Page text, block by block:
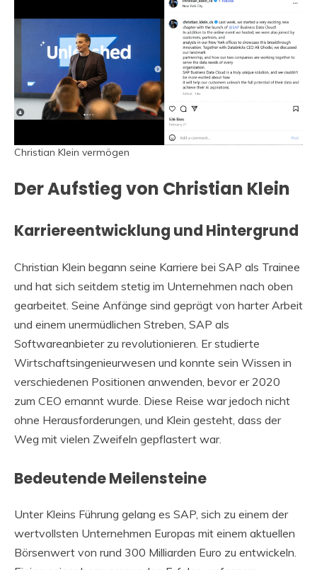
Christian Klein vermögen
Der Aufstieg von Christian Klein
Karriereentwicklung und Hintergrund
Christian Klein begann seine Karriere bei SAP als Trainee
und hat sich seitdem stetig im Unternehmen nach oben
gearbeitet. Seine Anfänge sind geprägt von harter Arbeit
und einem unermüdlichen Streben, SAP als
Softwareanbieter zu revolutionieren. Er studierte
Wirtschaftsingenieurwesen und konnte sein Wissen in
verschiedenen Positionen anwenden, bevor er 2020
zum CEO ernannt wurde. Diese Reise war jedoch nicht
ohne Herausforderungen, und Klein gesteht, dass der
Weg mit vielen Zweifeln gepflastert war.
Bedeutende Meilensteine
Unter Kleins Führung gelang es SAP, sich zu einem der
wertvollsten Unternehmen Europas mit einem aktuellen
Börsenwert von rund 300 Milliarden Euro zu entwickeln.